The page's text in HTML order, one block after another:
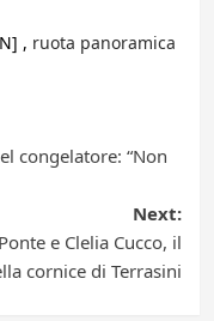
, ruota panoramica
congelatore: “Non
Next:
e Clelia Cucco, il
cornice di Terrasini